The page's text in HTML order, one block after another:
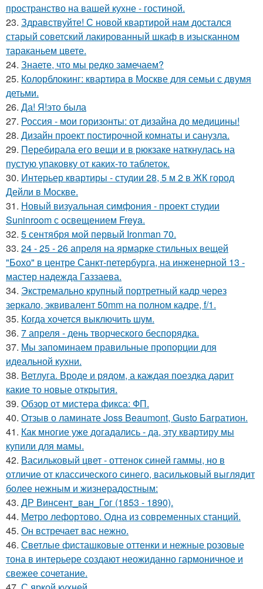
пространство на вашей кухне - гостиной.
23. Здравствуйте! С новой квартирой нам достался
старый советский лакированный шкаф в изысканном
тараканьем цвете.
24. Знаете, что мы редко замечаем?
25. Колорблокинг: квартира в Москве для семьи с двумя
детьми.
26. Да! Я!это была
27. Россия - мои горизонты: от дизайна до медицины!
28. Дизайн проект постирочной комнаты и санузла.
29. Перебирала его вещи и в рюкзаке наткнулась на
пустую упаковку от каких-то таблеток.
30. Интерьер квартиры - студии 28, 5 м 2 в ЖК город
Дейли в Москве.
31. Новый визуальная симфония - проект студии
Suninroom с освещением Freya.
32. 5 сентября мой первый Ironman 70.
33. 24 - 25 - 26 апреля на ярмарке стильных вещей
"Бохо" в центре Санкт-петербурга, на инженерной 13 -
мастер надежда Газзаева.
34. Экстремально крупный портретный кадр через
зеркало, эквивалент 50mm на полном кадре, f/1.
35. Когда хочется выключить шум.
36. 7 апреля - день творческого беспорядка.
37. Мы запоминаем правильные пропорции для
идеальной кухни.
38. Ветлуга. Вроде и рядом, а каждая поездка дарит
какие то новые открытия.
39. Обзор от мистера фикса: ФП.
40. Отзыв о ламинате Joss Beaumont, Gusto Багратион.
41. Как многие уже догадались - да, эту квартиру мы
купили для мамы.
42. Васильковый цвет - оттенок синей гаммы, но в
отличие от классического синего, васильковый выглядит
более нежным и жизнерадостным:
43. ДР Винсент_ван_Гог (1853 - 1890).
44. Метро лефортово. Одна из современных станций.
45. Он встречает вас нежно.
46. Светлые фисташковые оттенки и нежные розовые
тона в интерьере создают неожиданно гармоничное и
свежее сочетание.